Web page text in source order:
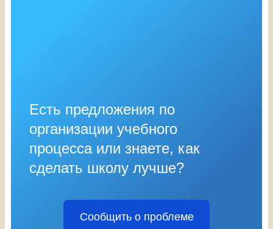
Есть предложения по
организации учебного
процесса или знаете, как
сделать школу лучше?
Сообщить о проблеме